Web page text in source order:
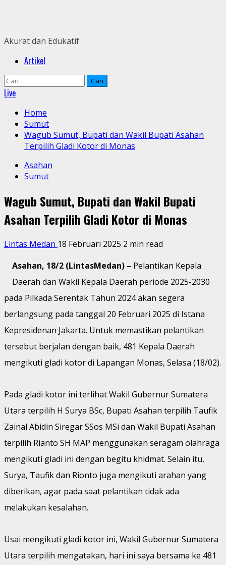
Akurat dan Edukatif
PrimaryArtikel
Cari
untuk:
Live
Home
Sumut
Wagub Sumut, Bupati dan Wakil Bupati Asahan
Terpilih Gladi Kotor di Monas
Asahan
Sumut
Wagub Sumut, Bupati dan Wakil Bupati
Asahan Terpilih Gladi Kotor di Monas
Lintas Medan 18 Februari 2025 2 min read
Asahan, 18/2 (LintasMedan) – Pelantikan Kepala
Daerah dan Wakil Kepala Daerah periode 2025-2030
pada Pilkada Serentak Tahun 2024 akan segera
berlangsung pada tanggal 20 Februari 2025 di Istana
Kepresidenan Jakarta. Untuk memastikan pelantikan
tersebut berjalan dengan baik, 481 Kepala Daerah
mengikuti gladi kotor di Lapangan Monas, Selasa (18/02).
Pada gladi kotor ini terlihat Wakil Gubernur Sumatera
Utara terpilih H Surya BSc, Bupati Asahan terpilih Taufik
Zainal Abidin Siregar SSos MSi dan Wakil Bupati Asahan
terpilih Rianto SH MAP menggunakan seragam olahraga
mengikuti gladi ini dengan begitu khidmat. Selain itu,
Surya, Taufik dan Rionto juga mengikuti arahan yang
diberikan, agar pada saat pelantikan tidak ada
melakukan kesalahan.
Usai mengikuti gladi kotor ini, Wakil Gubernur Sumatera
Utara terpilih mengatakan, hari ini saya bersama ke 481